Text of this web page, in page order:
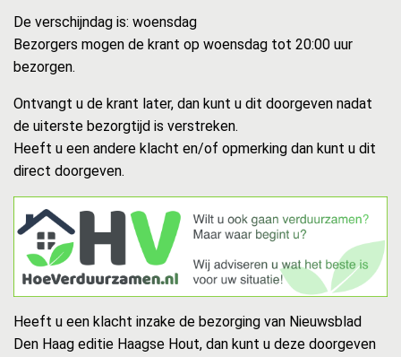
De verschijndag is: woensdag
Bezorgers mogen de krant op woensdag tot 20:00 uur
bezorgen.
Ontvangt u de krant later, dan kunt u dit doorgeven nadat
de uiterste bezorgtijd is verstreken.
Heeft u een andere klacht en/of opmerking dan kunt u dit
direct doorgeven.
Heeft u een klacht inzake de bezorging van Nieuwsblad
Den Haag editie Haagse Hout, dan kunt u deze doorgeven